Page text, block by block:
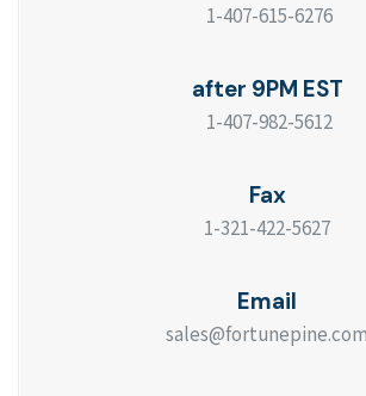
1-407-615-6276
after 9PM EST
1-407-982-5612
Fax
1-321-422-5627
Email
sales@fortunepine.com